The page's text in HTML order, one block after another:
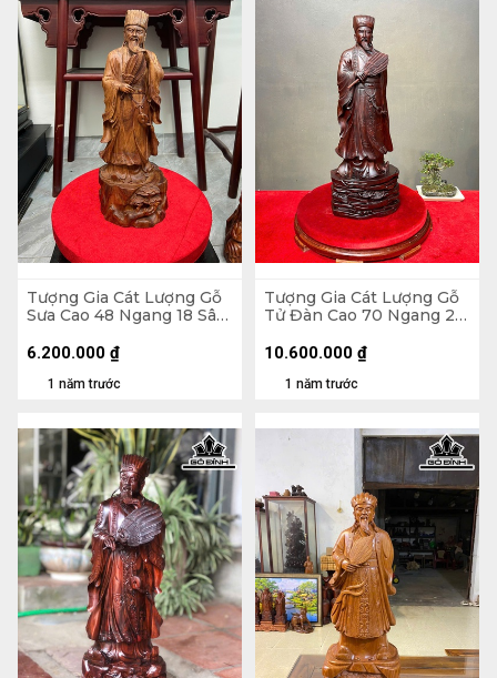
Tượng Gia Cát Lượng Gỗ
Sưa Cao 48 Ngang 18 Sâu
1 năm trước
6.200.000 ₫
Tượng Gia Cát Lượng Gỗ
Tử Đàn Cao 70 Ngang 26
1 năm trước
10.600.000 ₫